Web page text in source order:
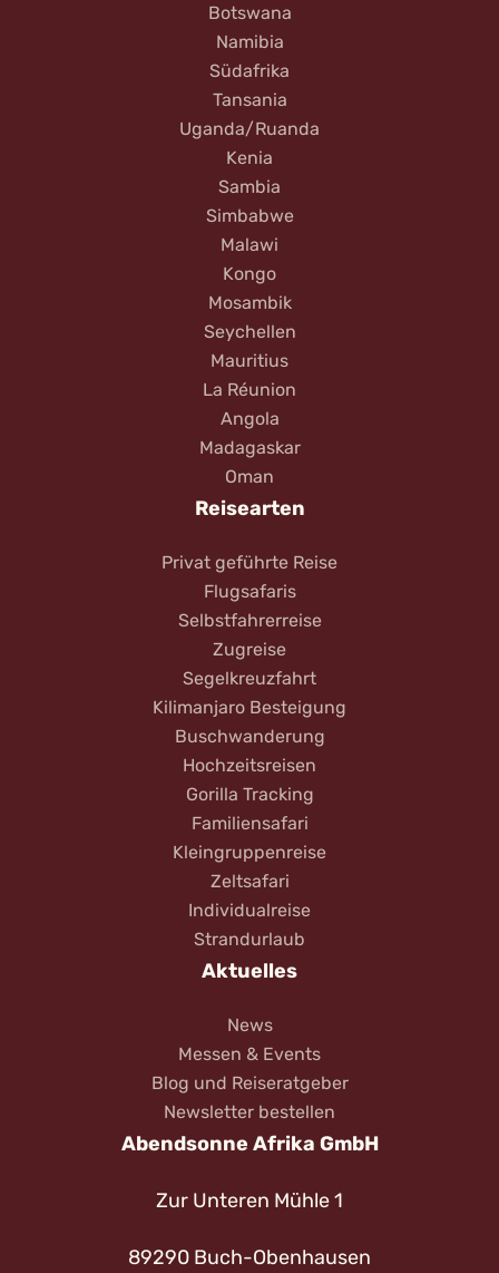
Botswana
Namibia
Südafrika
Tansania
Uganda/Ruanda
Kenia
Sambia
Simbabwe
Malawi
Kongo
Mosambik
Seychellen
Mauritius
La Réunion
Angola
Madagaskar
Oman
Reisearten
Privat geführte Reise
Flugsafaris
Selbstfahrerreise
Zugreise
Segelkreuzfahrt
Kilimanjaro Besteigung
Buschwanderung
Hochzeitsreisen
Gorilla Tracking
Familiensafari
Kleingruppenreise
Zeltsafari
Individualreise
Strandurlaub
Aktuelles
News
Messen & Events
Blog und Reiseratgeber
Newsletter bestellen
Abendsonne Afrika GmbH
Zur Unteren Mühle 1
89290 Buch-Obenhausen